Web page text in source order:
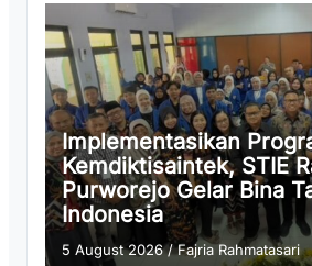
Implementasikan
Kemdiktisaintek, STIE
Purworejo Gelar Bina
Indonesia
5 August 2026/Fajria Rahmatasari